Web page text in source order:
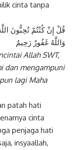
cinta tanpa
قُلْ إِنْ كُنْتُمْ تُحِبُّونَ
وَاللَّهُ غَفُورٌ رَحِيمٌ
Allah SWT,
dan mengampuni
lagi Maha
patah hati
cinta
penjaga hati
insyaallah,